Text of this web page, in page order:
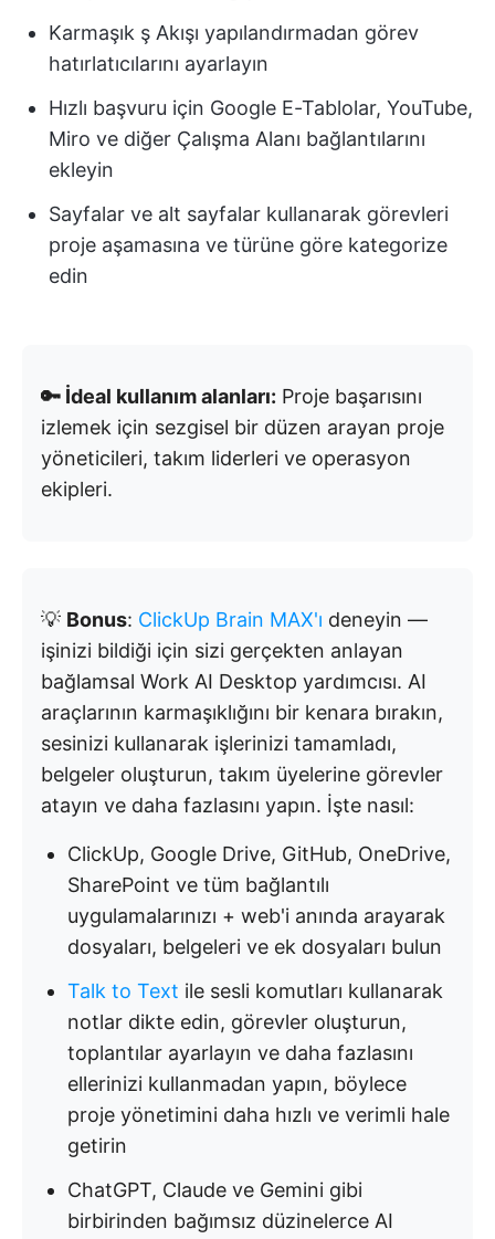
Karmaşık ş Akışı yapılandırmadan görev
hatırlatıcılarını ayarlayın
Hızlı başvuru için Google E-Tablolar, YouTube,
Miro ve diğer Çalışma Alanı bağlantılarını
ekleyin
Sayfalar ve alt sayfalar kullanarak görevleri
proje aşamasına ve türüne göre kategorize
edin
🔑 İdeal kullanım alanları: Proje başarısını
izlemek için sezgisel bir düzen arayan proje
yöneticileri, takım liderleri ve operasyon
ekipleri.
💡 Bonus: ClickUp Brain MAX'ı deneyin —
işinizi bildiği için sizi gerçekten anlayan
bağlamsal Work AI Desktop yardımcısı. AI
araçlarının karmaşıklığını bir kenara bırakın,
sesinizi kullanarak işlerinizi tamamladı,
belgeler oluşturun, takım üyelerine görevler
atayın ve daha fazlasını yapın. İşte nasıl:
ClickUp, Google Drive, GitHub, OneDrive,
SharePoint ve tüm bağlantılı
uygulamalarınızı + web'i anında arayarak
dosyaları, belgeleri ve ek dosyaları bulun
Talk to Text ile sesli komutları kullanarak
notlar dikte edin, görevler oluşturun,
toplantılar ayarlayın ve daha fazlasını
ellerinizi kullanmadan yapın, böylece
proje yönetimini daha hızlı ve verimli hale
getirin
ChatGPT, Claude ve Gemini gibi
birbirinden bağımsız düzinelerce AI